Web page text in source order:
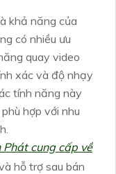
khả năng của
có nhiều ưu
quay video
xác và độ nhạy
tính năng này
hợp với nhu
Phát cung cấp về
hỗ trợ sau bán